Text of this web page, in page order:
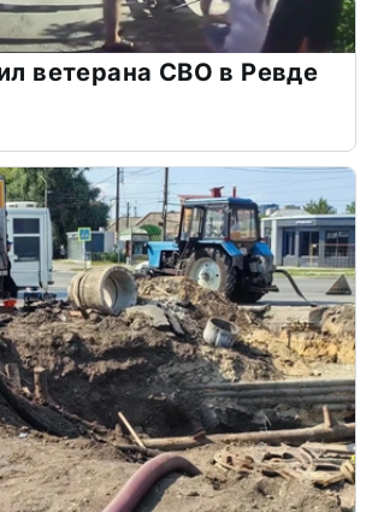
ветерана СВО в Ревде